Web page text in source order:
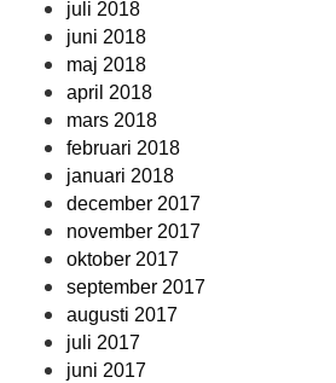
juli 2018
juni 2018
maj 2018
april 2018
mars 2018
februari 2018
januari 2018
december 2017
november 2017
oktober 2017
september 2017
augusti 2017
juli 2017
juni 2017